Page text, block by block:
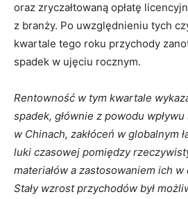
oraz zryczałtowaną opłatę
z branży. Po uwzględnieniu tych
kwartale tego roku przychody
spadek w ujęciu rocznym.
Rentowność w tym kwartale
spadek, głównie z powodu
w Chinach, zakłóceń w globalnym
luki czasowej pomiędzy
materiałów a zastosowaniem ich
Stały wzrost przychodów był